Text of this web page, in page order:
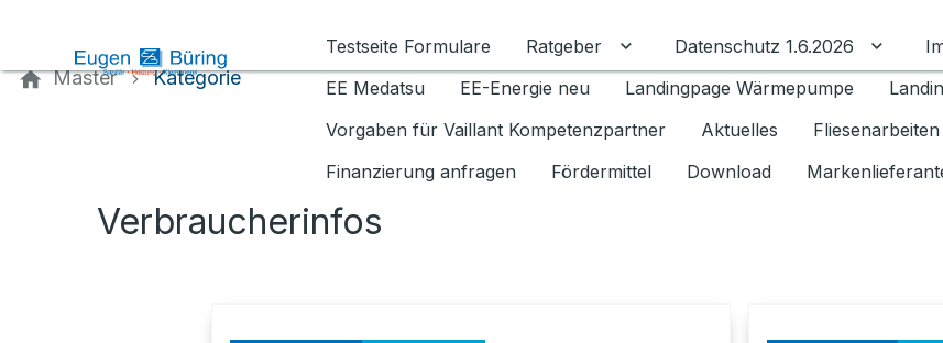
Testseite Formulare
Ratgeber Untermenü für Ratgeber umschalten
Datenschutz 1.6.2026
EE Medatsu
EE-Energie neu Landingpage Wärmepumpe
Vorgaben für Vaillant Kompetenzpartner
Aktuelles
Finanzierung anfragen
Fördermittel Download
Master Kategorie
Verbraucherinfos